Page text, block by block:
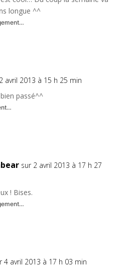
longue ^^
avril 2013 à 15 h 25 min
passé^^
sur 2 avril 2013 à 17 h 27
! Bises.
4 avril 2013 à 17 h 03 min